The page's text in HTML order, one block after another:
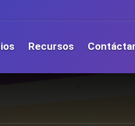
Recursos